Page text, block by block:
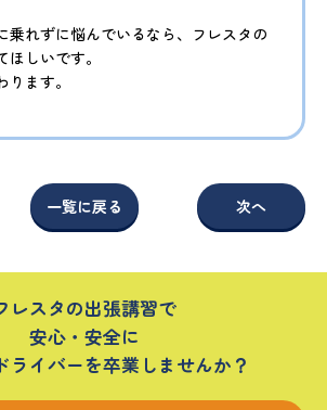
乗れずに悩んでいるなら、フレスタの
しいです。
ます。
一覧に戻る 次へ
レスタの出張講習で
安心・安全に
ライバーを卒業しませんか？